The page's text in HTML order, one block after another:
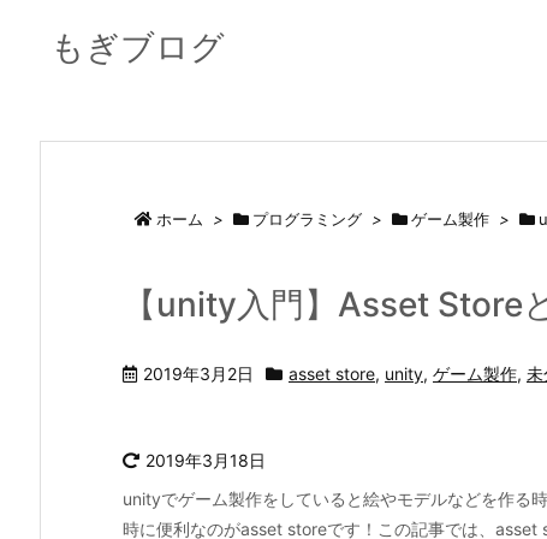
もぎブログ
ホーム > プログラミング > ゲーム製作 >
【unity入門】Asset Store
2019年3月2日 asset store, unity, ゲーム製作, 未
2019年3月18日
unityでゲーム製作をしていると絵やモデルなどを作る
時に便利なのがasset storeです！この記事では、asset